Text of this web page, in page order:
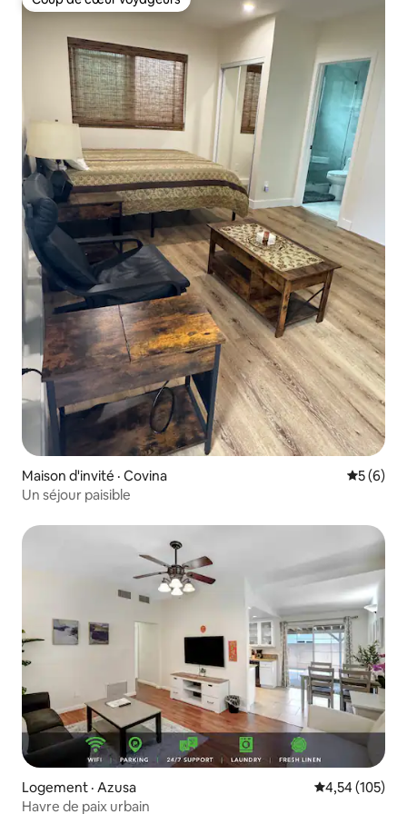
Coup de cœur voyageurs
Maison d'invité · Covina Note
5 (6)
Un séjour paisible
Logement · Azusa Note
4,54 (105)
Havre de paix urbain